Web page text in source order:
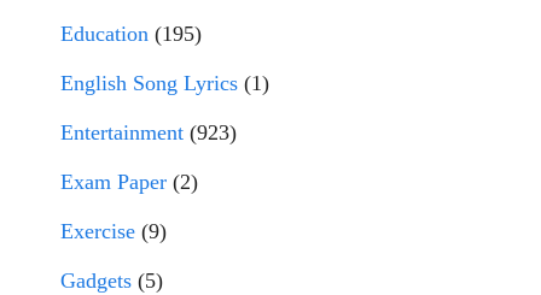
Education (195)
English Song Lyrics (1)
Entertainment (923)
Exam Paper (2)
Exercise (9)
Gadgets (5)